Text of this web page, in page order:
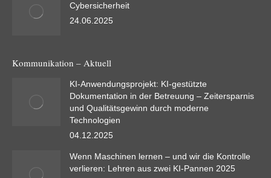
Cybersicherheit
24.06.2025
Kommunikation – Aktuell
KI-Anwendungsprojekt: KI-gestützte
Dokumentation in der Betreuung – Zeitersparnis
und Qualitätsgewinn durch moderne
Technologien
04.12.2025
Wenn Maschinen lernen – und wir die Kontrolle
verlieren: Lehren aus zwei KI-Pannen 2025